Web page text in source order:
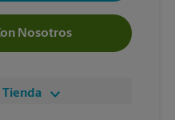
Nosotros
Tienda